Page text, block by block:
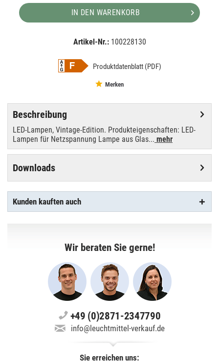
IN DEN WARENKORB
Artikel-Nr.: 100228130
Produktdatenblatt (PDF)
Merken
Beschreibung
LED-Lampen, Vintage-Edition. Produkteigenschaften: LED-
Lampen für Netzspannung Lampe aus Glas... mehr
Downloads
Kunden kauften auch
Wir beraten Sie gerne!
+49 (0)2871-2347790
info@leuchtmittel-verkauf.de
Sie erreichen uns: